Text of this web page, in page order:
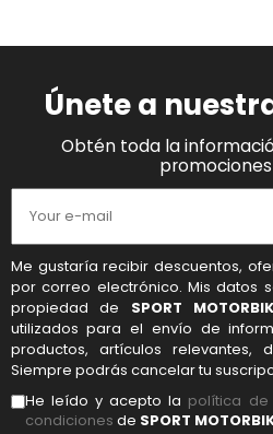
Únete a
Obtén toda la
Me gustaría recibir descuentos,
por correo electrónico. Mis datos
propiedad de SPORT
utilizados para el envío de
productos, artículos relevantes,
Siempre podrás cancelar tu
He leído y acepto la política de
condiciones de SPORT